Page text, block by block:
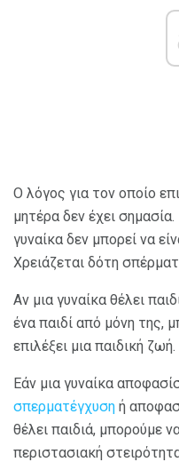
Ο λόγος για τον οποίο
μητέρα δεν έχει
γυναίκα δεν μπορεί να
Χρειάζεται δότη
Αν μια γυναίκα θέλει
ένα παιδί από μόνη της,
επιλέξει μια παιδική ζωή.
Εάν μια γυναίκα
σπερματέγχυση ή
θέλει παιδιά, μπορούμε
περιστασιακή